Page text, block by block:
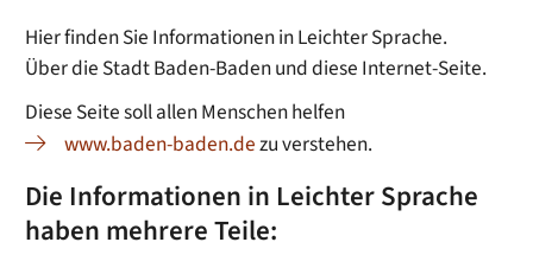
Hier finden Sie Informationen in Leichter Sprache.
Über die Stadt Baden-Baden und diese Internet-Seite.
Diese Seite soll allen Menschen helfen
www.baden-baden.dezu verstehen.
Die Informationen in Leichter Sprache
haben mehrere Teile: